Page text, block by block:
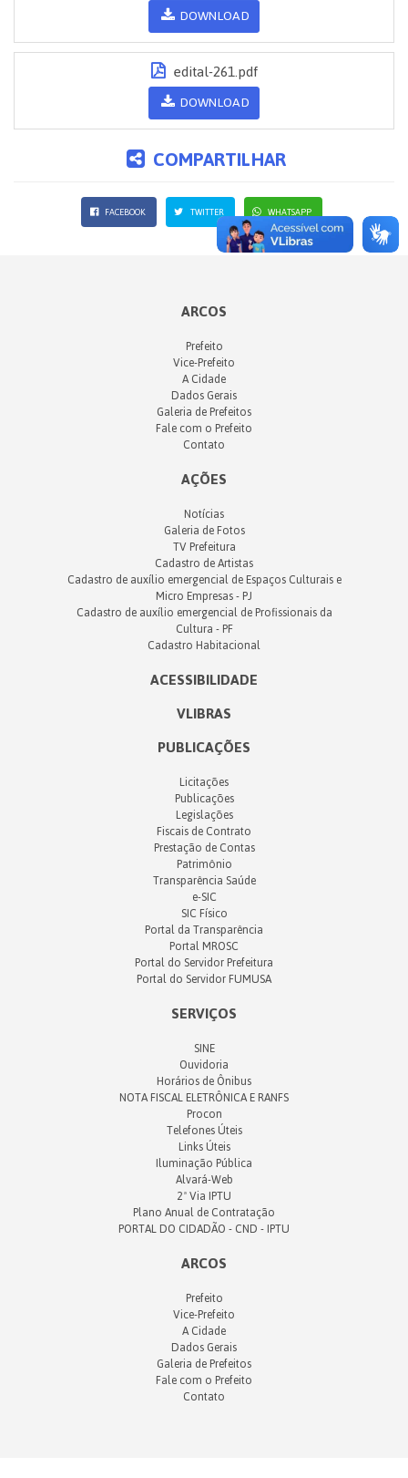
DOWNLOAD
edital-261.pdf
DOWNLOAD
COMPARTILHAR
FACEBOOK TWITTER WHATSAPP
ARCOS
Prefeito
Vice-Prefeito
A Cidade
Dados Gerais
Galeria de Prefeitos
Fale com o Prefeito
Contato
AÇÕES
Notícias
Galeria de Fotos
TV Prefeitura
Cadastro de Artistas
Cadastro de auxílio emergencial de Espaços Culturais e
Micro Empresas - PJ
Cadastro de auxílio emergencial de Profissionais da
Cultura - PF
Cadastro Habitacional
ACESSIBILIDADE
VLIBRAS
PUBLICAÇÕES
Licitações
Publicações
Legislações
Fiscais de Contrato
Prestação de Contas
Patrimônio
Transparência Saúde
e-SIC
SIC Físico
Portal da Transparência
Portal MROSC
Portal do Servidor Prefeitura
Portal do Servidor FUMUSA
SERVIÇOS
SINE
Ouvidoria
Horários de Ônibus
NOTA FISCAL ELETRÔNICA E RANFS
Procon
Telefones Úteis
Links Úteis
Iluminação Pública
Alvará-Web
2ª Via IPTU
Plano Anual de Contratação
PORTAL DO CIDADÃO - CND - IPTU
ARCOS
Prefeito
Vice-Prefeito
A Cidade
Dados Gerais
Galeria de Prefeitos
Fale com o Prefeito
Contato